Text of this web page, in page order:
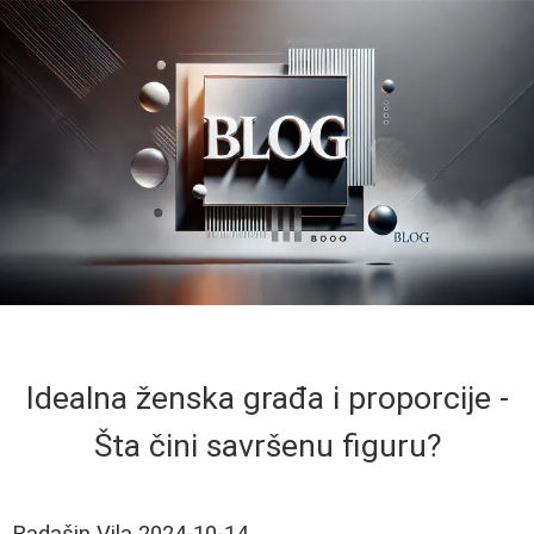
Idealna ženska građa i proporcije -
Šta čini savršenu figuru?